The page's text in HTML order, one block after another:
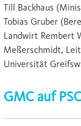
Till Backhaus
Tobias Gruber
Landwirt Rembert
Meßerschmidt,
Universität
GMC auf